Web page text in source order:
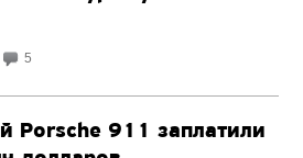
5
Porsche 911 заплатили